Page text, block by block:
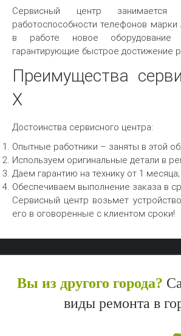
Сервисный центр занимается
работоспособности телефонов
в работе новое оборудование
гарантирующие быстрое достижение
Преимущества
X
Достоинства сервисного центра:
Опытные работники – заняты в этой
Используем оригинальные детали в
Даем гарантию на технику от 1 месяца;
Обеспечиваем выполнение заказа в
Сервисный центр возьмет
его в оговоренные с клиентом сроки!
Вы из другого города?
виды ремонта в